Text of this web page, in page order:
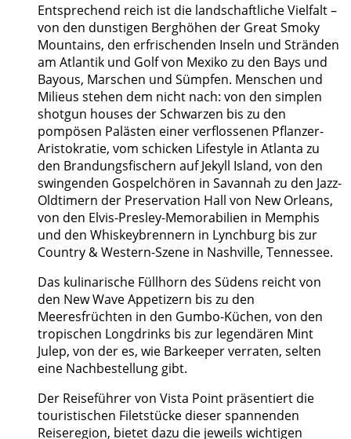
Entsprechend reich ist die landschaftliche Vielfalt –
von den dunstigen Berghöhen der Great Smoky
Mountains, den erfrischenden Inseln und Stränden
am Atlantik und Golf von Mexiko zu den Bays und
Bayous, Marschen und Sümpfen. Menschen und
Milieus stehen dem nicht nach: von den simplen
shotgun houses der Schwarzen bis zu den
pompösen Palästen einer verflossenen Pflanzer-
Aristokratie, vom schicken Lifestyle in Atlanta zu
den Brandungsfischern auf Jekyll Island, von den
swingenden Gospelchören in Savannah zu den Jazz-
Oldtimern der Preservation Hall von New Orleans,
von den Elvis-Presley-Memorabilien in Memphis
und den Whiskeybrennern in Lynchburg bis zur
Country & Western-Szene in Nashville, Tennessee.
Das kulinarische Füllhorn des Südens reicht von
den New Wave Appetizern bis zu den
Meeresfrüchten in den Gumbo-Küchen, von den
tropischen Longdrinks bis zur legendären Mint
Julep, von der es, wie Barkeeper verraten, selten
eine Nachbestellung gibt.
Der Reiseführer von Vista Point präsentiert die
touristischen Filetstücke dieser spannenden
Reiseregion, bietet dazu die jeweils wichtigen